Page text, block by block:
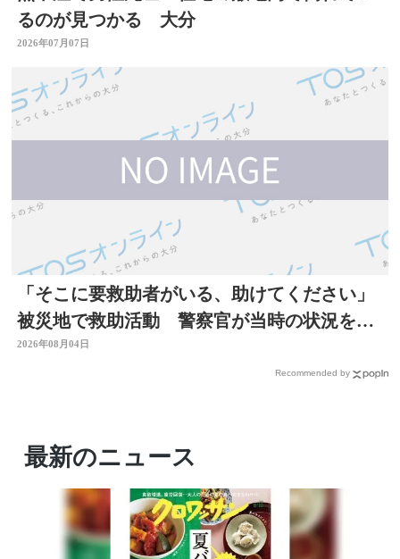
るのが見つかる 大分
2026年07月07日
「そこに要救助者がいる、助けてください」
被災地で救助活動 警察官が当時の状況を語
る 大分
2026年08月04日
Recommended by
最新のニュース